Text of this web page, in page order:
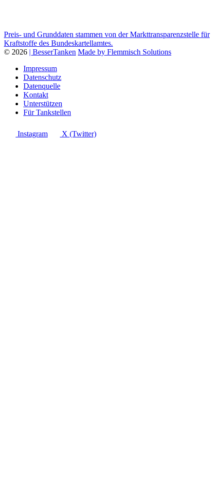
Preis- und Grunddaten stammen von der Markttransparenzstelle für
Kraftstoffe des Bundeskartellamtes.
© 2026 | BesserTanken Made by Flemmisch Solutions
Impressum
Datenschutz
Datenquelle
Kontakt
Unterstützen
Für Tankstellen
Instagram X (Twitter)